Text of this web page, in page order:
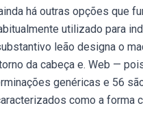
há outras opções que
utilizado para
leão designa o
da cabeça e. Web —
genéricas e 56
como a forma